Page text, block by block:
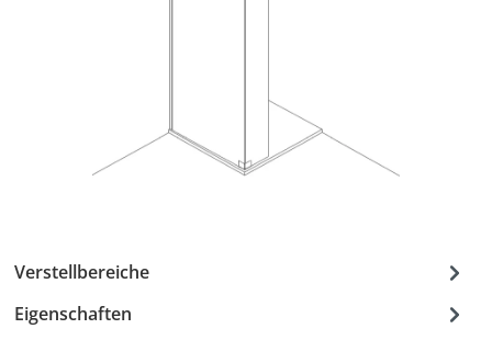
Verstellbereiche
Eigenschaften